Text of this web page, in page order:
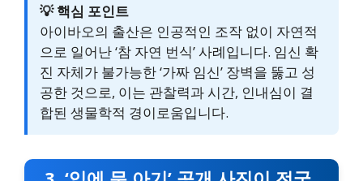
💡 핵심 포인트
아이바오의 출산은 인공적인 조작 없이 자연적
으로 일어난 ‘참 자연 번식’ 사례입니다. 임신 확
진 자체가 불가능한 ‘가짜 임신’ 장벽을 뚫고 성
공한 것으로, 이는 관찰력과 시간, 인내심이 결
합된 생물학적 경이로움입니다.